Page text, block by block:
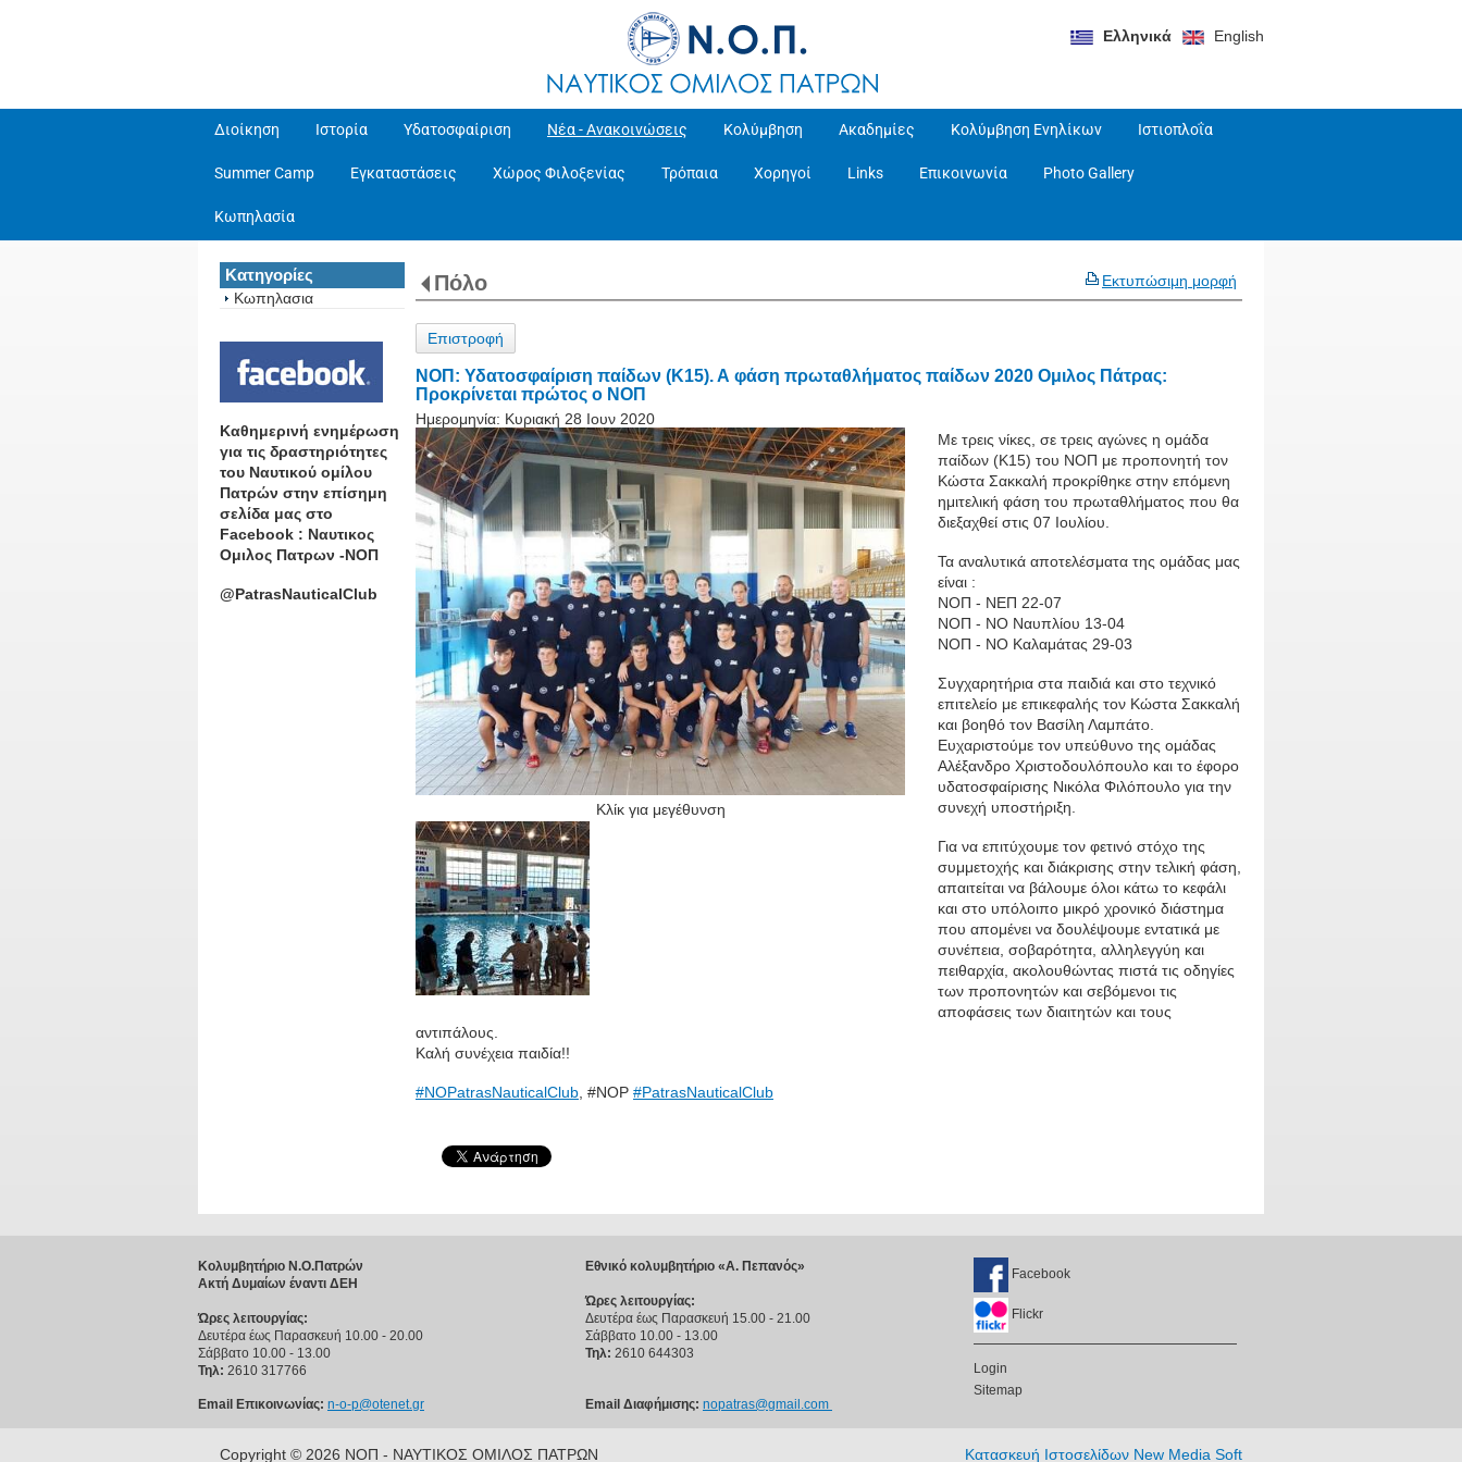
Ελληνικά English
Διοίκηση Ιστορία Υδατοσφαίριση Νέα - Ανακοινώσεις Κολύμβηση Ακαδημίες Κολύμβηση Ενηλίκων Ιστιοπλοΐα
Summer Camp Εγκαταστάσεις Χώρος Φιλοξενίας Τρόπαια Χορηγοί Links Επικοινωνία Photo Gallery
Κωπηλασία
Κατηγορίες
Κωπηλασια
Καθημερινή ενημέρωση
για τις δραστηριότητες
του Ναυτικού ομίλου
Πατρών στην επίσημη
σελίδα μας στο
Facebook : Ναυτικος
Ομιλος Πατρων -ΝΟΠ
@PatrasNauticalClub
Εκτυπώσιμη μορφή
Πόλο
Επιστροφή
ΝΟΠ: Υδατοσφαίριση παίδων (Κ15). Α φάση πρωταθλήματος παίδων 2020 Ομιλος Πάτρας:
Προκρίνεται πρώτος ο ΝΟΠ
Ημερομηνία: Κυριακή 28 Ιουν 2020
Κλίκ για μεγέθυνση
Με τρεις νίκες, σε τρεις αγώνες η ομάδα
παίδων (Κ15) του ΝΟΠ με προπονητή τον
Κώστα Σακκαλή προκρίθηκε στην επόμενη
ημιτελική φάση του πρωταθλήματος που θα
διεξαχθεί στις 07 Ιουλίου.
Τα αναλυτικά αποτελέσματα της ομάδας μας
είναι :
ΝΟΠ - ΝΕΠ 22-07
ΝΟΠ - ΝΟ Ναυπλίου 13-04
ΝΟΠ - ΝΟ Καλαμάτας 29-03
Συγχαρητήρια στα παιδιά και στο τεχνικό
επιτελείο με επικεφαλής τον Κώστα Σακκαλή
και βοηθό τον Βασίλη Λαμπάτο.
Ευχαριστούμε τον υπεύθυνο της ομάδας
Αλέξανδρο Χριστοδουλόπουλο και το έφορο
υδατοσφαίρισης Νικόλα Φιλόπουλο για την
συνεχή υποστήριξη.
Για να επιτύχουμε τον φετινό στόχο της
συμμετοχής και διάκρισης στην τελική φάση,
απαιτείται να βάλουμε όλοι κάτω το κεφάλι
και στο υπόλοιπο μικρό χρονικό διάστημα
που απομένει να δουλέψουμε εντατικά με
συνέπεια, σοβαρότητα, αλληλεγγύη και
πειθαρχία, ακολουθώντας πιστά τις οδηγίες
των προπονητών και σεβόμενοι τις
αποφάσεις των διαιτητών και τους
αντιπάλους.
Καλή συνέχεια παιδία!!
#NOPatrasNauticalClub , #‎NOP #PatrasNauticalClub
Κολυμβητήριο Ν.Ο.Πατρών
Ακτή Δυμαίων έναντι ΔΕΗ
Ώρες λειτουργίας:
Δευτέρα έως Παρασκευή 10.00 - 20.00
Σάββατο 10.00 - 13.00
Τηλ: 2610 317766
Email Επικοινωνίας: n-o-p@otenet.gr
Εθνικό κολυμβητήριο «Α. Πεπανός»
Ώρες λειτουργίας:
Δευτέρα έως Παρασκευή 15.00 - 21.00
Σάββατο 10.00 - 13.00
Τηλ: 2610 644303
Email Διαφήμισης: nopatras@gmail.com
Facebook
Flickr
Login
Sitemap
Copyright © 2026 ΝΟΠ - ΝΑΥΤΙΚΟΣ ΟΜΙΛΟΣ ΠΑΤΡΩΝ Κατασκευή Ιστοσελίδων New Media Soft